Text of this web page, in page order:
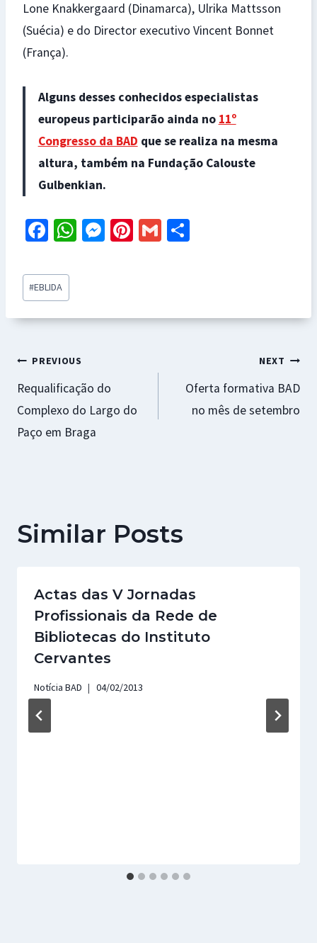
Lone Knakkergaard (Dinamarca), Ulrika Mattsson
(Suécia) e do Director executivo Vincent Bonnet
(França).
Alguns desses conhecidos especialistas
europeus participarão ainda no 11º
Congresso da BAD que se realiza na mesma
altura, também na Fundação Calouste
Gulbenkian.
Fa
b
o
o
W
p
M
ge
Pi
t
G
Post
Tags:
#EBLIDA
Navegação
de
artigos
PREVIOUS
Requalificação do
Complexo do Largo do
Paço em Braga
NEXT
Oferta formativa BAD
no mês de setembro
Similar Posts
Actas das V Jornadas
Profissionais da Rede de
Bibliotecas do Instituto
Cervantes
Notícia BAD 04/02/2013